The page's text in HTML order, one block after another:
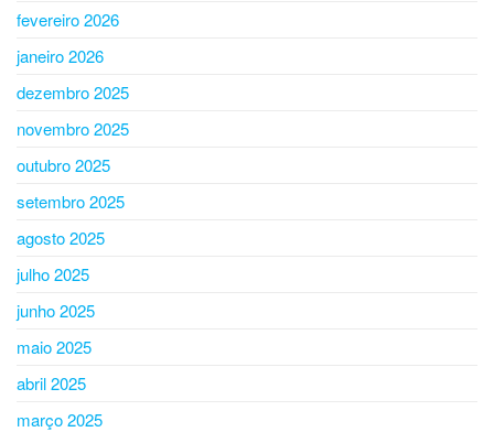
fevereiro 2026
janeiro 2026
dezembro 2025
novembro 2025
outubro 2025
setembro 2025
agosto 2025
julho 2025
junho 2025
maio 2025
abril 2025
março 2025